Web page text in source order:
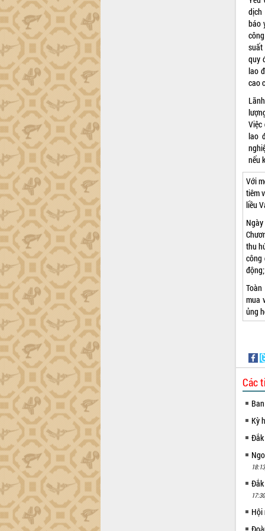
dịch
báo
suất
quy
lao
cao
lao
nếu
Với
tiêm
liều
thu
công
mua
ủng
Các
Kỳ
Hội